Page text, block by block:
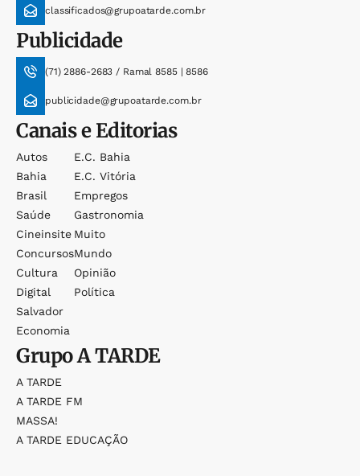
classificados@grupoatarde.com.br
Publicidade
(71) 2886-2683 / Ramal 8585 | 8586
publicidade@grupoatarde.com.br
Canais e Editorias
Autos
Bahia
Brasil
Saúde
Cineinsite
Concursos
Cultura
Digital
Salvador
Economia
E.c. Bahia
E.c. Vitória
Empregos
Gastronomia
Muito
Mundo
Opinião
Política
GrupoA TARDE
A TARDE
A TARDE FM
MASSA!
A TARDE EDUCAÇÃO